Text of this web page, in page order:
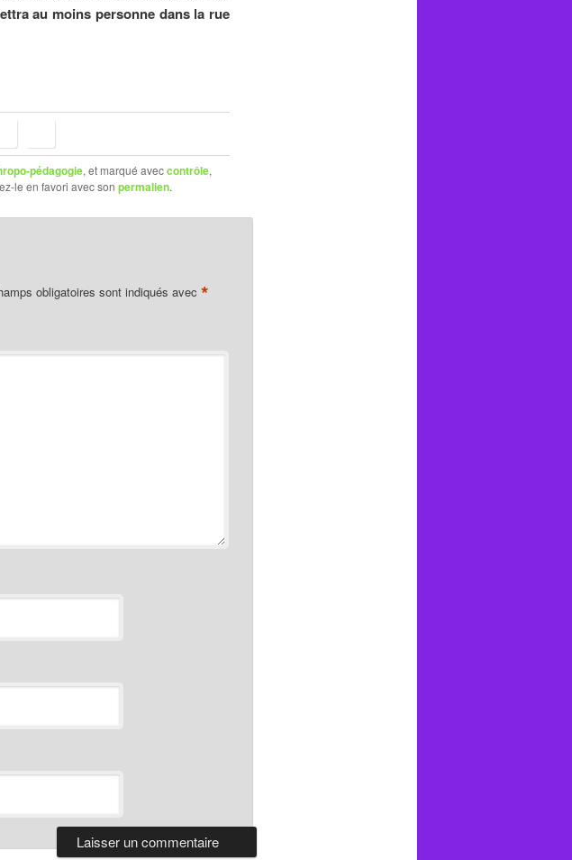
au moins personne dans la rue
pédagogie, et marqué aveccontrôle,
le en favori avec son permalien.
obligatoires sont indiqués avec *